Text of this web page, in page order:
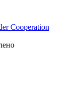
Cooperation